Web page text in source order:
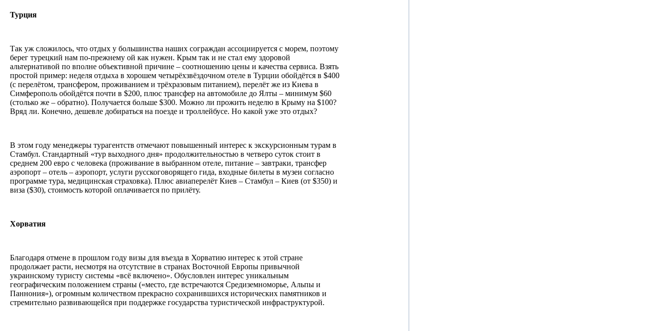
Турция
Так уж сложилось, что отдых у большинства наших сограждан ассоциируется с морем, поэтому
берег турецкий нам по-прежнему ой как нужен. Крым так и не стал ему здоровой
альтернативой по вполне объективной причине – соотношению цены и качества сервиса. Взять
простой пример: неделя отдыха в хорошем четырёхзвёздочном отеле в Турции обойдётся в $400
(с перелётом, трансфером, проживанием и трёхразовым питанием), перелёт же из Киева в
Симферополь обойдётся почти в $200, плюс трансфер на автомобиле до Ялты – минимум $60
(столько же – обратно). Получается больше $300. Можно ли прожить неделю в Крыму на $100?
Вряд ли. Конечно, дешевле добираться на поезде и троллейбусе. Но какой уже это отдых?
В этом году менеджеры турагентств отмечают повышенный интерес к экскурсионным турам в
Стамбул. Стандартный «тур выходного дня» продолжительностью в четверо суток стоит в
среднем 200 евро с человека (проживание в выбранном отеле, питание – завтраки, трансфер
аэропорт – отель – аэропорт, услуги русскоговорящего гида, входные билеты в музеи согласно
программе тура, медицинская страховка). Плюс авиаперелёт Киев – Стамбул – Киев (от $350) и
виза ($30), стоимость которой оплачивается по прилёту.
Хорватия
Благодаря отмене в прошлом году визы для въезда в Хорватию интерес к этой стране
продолжает расти, несмотря на отсутствие в странах Восточной Европы привычной
украинскому туристу системы «всё включено». Обусловлен интерес уникальным
географическим положением страны («место, где встречаются Средиземноморье, Альпы и
Паннония»), огромным количеством прекрасно сохранившихся исторических памятников и
стремительно развивающейся при поддержке государства туристической инфраструктурой.